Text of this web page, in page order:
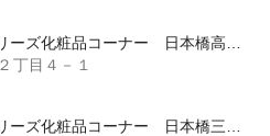
ズ化粧品コーナー 日本橋高島屋店
丁目４－１
ズ化粧品コーナー 日本橋三越店